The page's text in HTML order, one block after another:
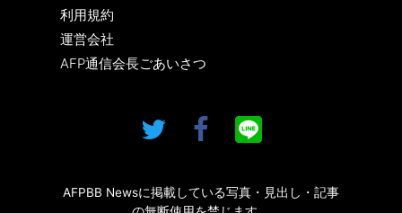
利用規約
運営会社
AFP通信会長ごあいさつ
AFPBB Newsに掲載している写真・見出し・記事